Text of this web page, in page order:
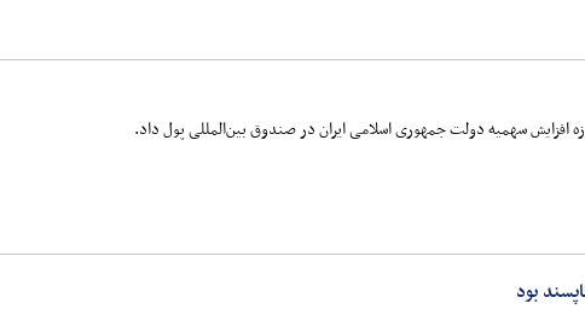
افزایش سهمیه دولت جمهوری اسلامی ایران در صندوق بین‌المللی پول داد.
بود